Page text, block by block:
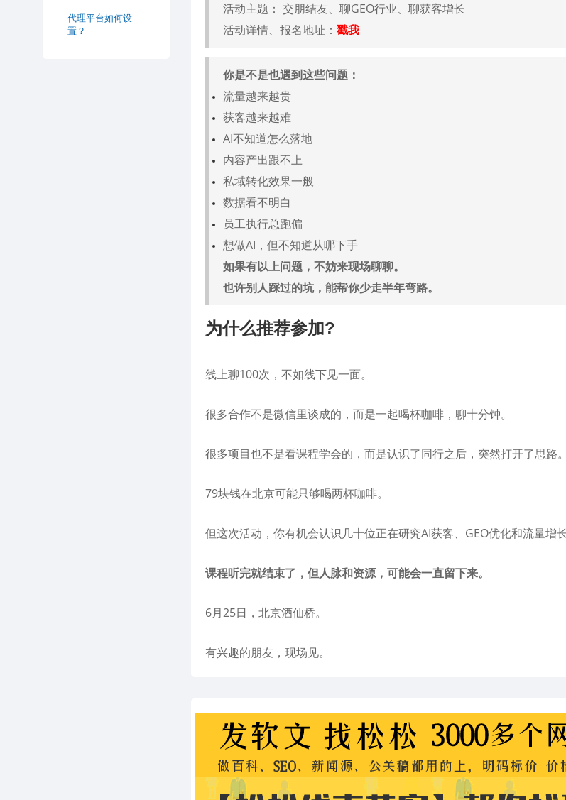
代理平台如何设
置？
活动主题： 交朋结友、聊GEO行业、聊获客增长
活动详情、报名地址： 戳我
你是不是也遇到这些问题：
流量越来越贵
获客越来越难
AI不知道怎么落地
内容产出跟不上
私域转化效果一般
数据看不明白
员工执行总跑偏
想做AI，但不知道从哪下手
如果有以上问题，不妨来现场聊聊。
也许别人踩过的坑，能帮你少走半年弯路。
为什么推荐参加?
线上聊100次，不如线下见一面。
很多合作不是微信里谈成的，而是一起喝杯咖啡，聊十分钟。
很多项目也不是看课程学会的，而是认识了同行之后，突然打开了思路。
79块钱在北京可能只够喝两杯咖啡。
但这次活动，你有机会认识几十位正在研究AI获客、GEO优化和流量增长
课程听完就结束了，但人脉和资源，可能会一直留下来。
6月25日，北京酒仙桥。
有兴趣的朋友，现场见。